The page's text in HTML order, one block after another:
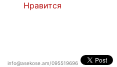
Нравится
info@asekose.am/095519696